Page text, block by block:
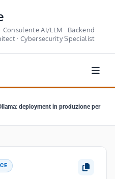
AI/LLM · Backend
· Cybersecurity Specialist
deployment in produzione per